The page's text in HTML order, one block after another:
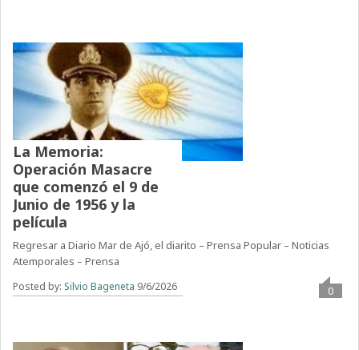
La Memoria:
Operación Masacre
que comenzó el 9 de
Junio de 1956 y la
película
Regresar a Diario Mar de Ajó, el diarito – Prensa Popular – Noticias
Atemporales – Prensa
Posted by: Silvio Bageneta 9/6/2026 0